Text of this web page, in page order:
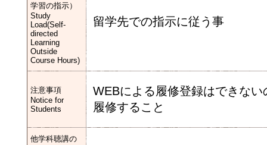
学習の指示）
Study
Load(Self-
directed
Learning
Outside
Course Hours)
留学先での指示に従う事
注意事項
Notice for
Students
WEBによる履修登録はできな
履修すること
他学科聴講の